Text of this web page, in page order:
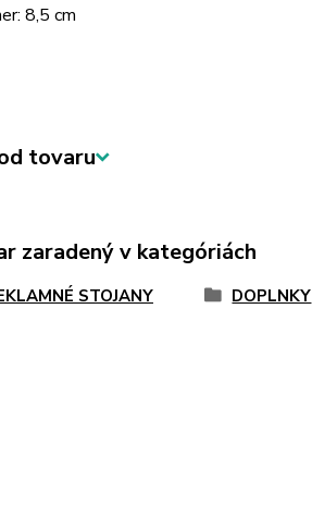
8,5 cm
tovaru
zaradený v kategóriách
STOJANY DOPLNKY